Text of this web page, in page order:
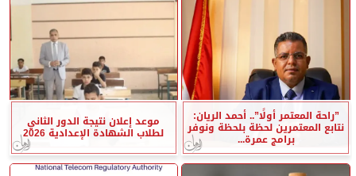
”راحة المعتمر أولًا”.. أحمد الريان:
نتابع المعتمرين لحظة بلحظة ونوفر
برامج عمرة...
موعد إعلان نتيجة الدور الثاني
لطلاب الشهادة الإعدادية 2026